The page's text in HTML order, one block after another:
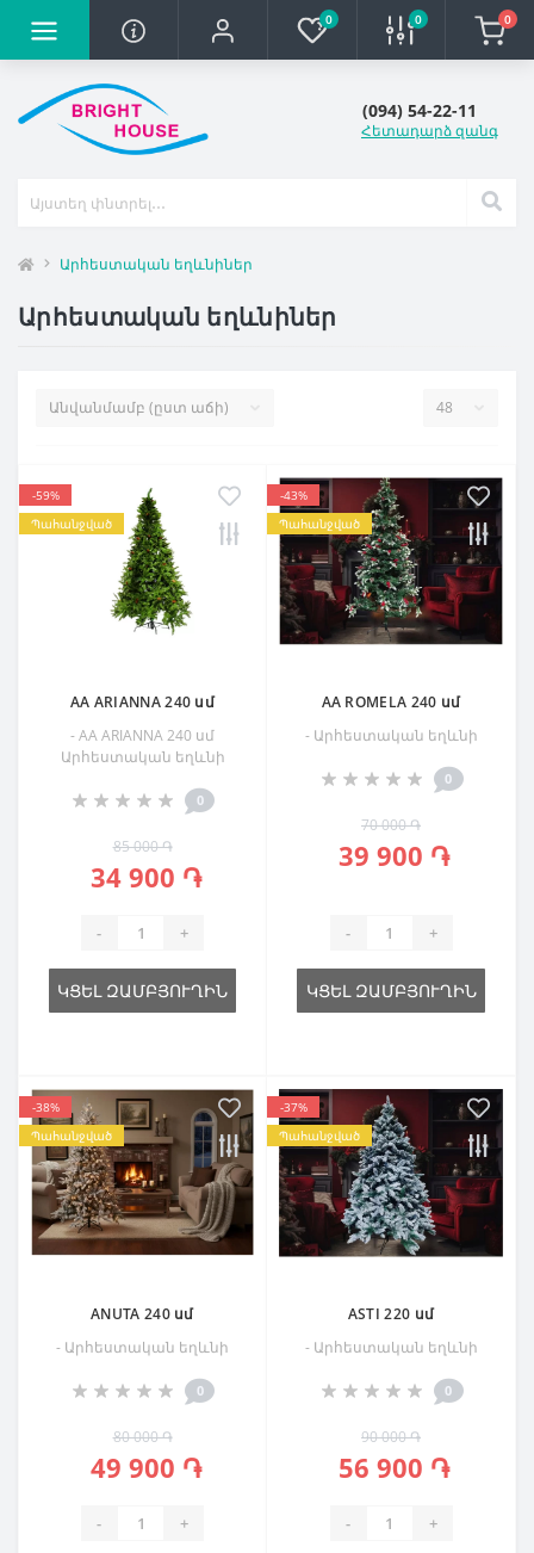
0 0 0
(094) 54-22-11
Հետադարձ զանգ
Արհեստական եղևնիներ
Արհեստական եղևնիներ
-59%
Պահանջված
AA ARIANNA 240 սմ
- AA ARIANNA 240 սմ
Արհեստական եղևնի
0
85 000 ֏
34 900 ֏
- +
ԿՑԵԼ ԶԱՄԲՅՈՒՂԻՆ
-43%
Պահանջված
AA ROMELA 240 սմ
- Արհեստական եղևնի
0
70 000 ֏
39 900 ֏
- +
ԿՑԵԼ ԶԱՄԲՅՈՒՂԻՆ
-38%
Պահանջված
ANUTA 240 սմ
- Արհեստական եղևնի
0
80 000 ֏
49 900 ֏
- +
-37%
Պահանջված
ASTI 220 սմ
- Արհեստական եղևնի
0
90 000 ֏
56 900 ֏
- +